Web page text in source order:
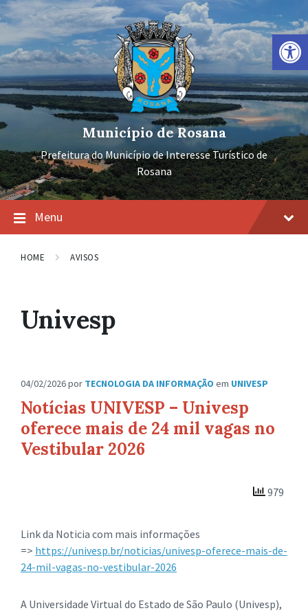
Barra de Ferramentas Aberta
Ir
para
conteúdo
Pular
para
navegação
principal
Pular
para
rodapé
Município de Rosana
Prefeitura do Município de Interesse Turístico de
Rosana
Menu
HOME AVISOS
Univesp
04/02/2026por TECNOLOGIA DA INFORMAÇÃO em UNIVESP
Notícias UNIVESP – Univesp
oferece mais de 24 mil vagas no
Vestibular 2026
979
Link da Noticia com mais informações
=> https://univesp.br/noticias/univesp-oferece-mais-de-
24-mil-vagas-no-vestibular-2026
A Universidade Virtual do Estado de São Paulo (Univesp),